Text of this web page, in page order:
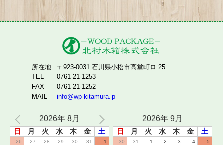
所在地
〒923-0031 石川県小松市高堂町ロ 25
TEL
0761-21-1253
FAX
0761-21-1252
MAIL
info@wp-kitamura.jp
2026年 8月
日 月 火 水 木 金 土
26 27 28 29 30 31 1
2026年 9月
日 月 火 水 木 金 土
30 31 1 2 3 4 5